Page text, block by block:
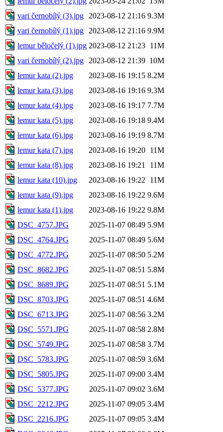
vari černobílý (3).jpg
2023-08-12 21:16 9.3M
vari černobílý (1).jpg
2023-08-12 21:16 9.9M
lemur běločelý (1).jpg 2023-08-12 21:23 11M
vari černobílý (2).jpg
2023-08-12 21:39 10M
lemur kata (2).jpg
2023-08-16 19:15 8.2M
lemur kata (3).jpg
2023-08-16 19:16 9.3M
lemur kata (4).jpg
2023-08-16 19:17 7.7M
lemur kata (5).jpg
2023-08-16 19:18 9.4M
lemur kata (6).jpg
2023-08-16 19:19 8.7M
lemur kata (7).jpg
2023-08-16 19:20 11M
lemur kata (8).jpg
2023-08-16 19:21
11M
lemur kata (10).jpg
2023-08-16 19:22
11M
lemur kata (9).jpg
2023-08-16 19:22 9.6M
lemur kata (1).jpg
2023-08-16 19:22 9.8M
DSC_4757.JPG
2025-11-07 08:49 5.9M
DSC_4764.JPG
2025-11-07 08:49 5.6M
DSC_4772.JPG
2025-11-07 08:50 5.2M
DSC_8682.JPG
2025-11-07 08:51 5.8M
DSC_8689.JPG
2025-11-07 08:51 5.1M
DSC_8703.JPG
2025-11-07 08:51 4.6M
DSC_6713.JPG
2025-11-07 08:56 3.2M
DSC_5571.JPG
2025-11-07 08:58 2.8M
DSC_5749.JPG
2025-11-07 08:58 3.7M
DSC_5783.JPG
2025-11-07 08:59 3.6M
DSC_5805.JPG
2025-11-07 09:00 3.4M
DSC_5377.JPG
2025-11-07 09:02 3.6M
DSC_2212.JPG
2025-11-07 09:05 3.4M
DSC_2216.JPG
2025-11-07 09:05 3.4M